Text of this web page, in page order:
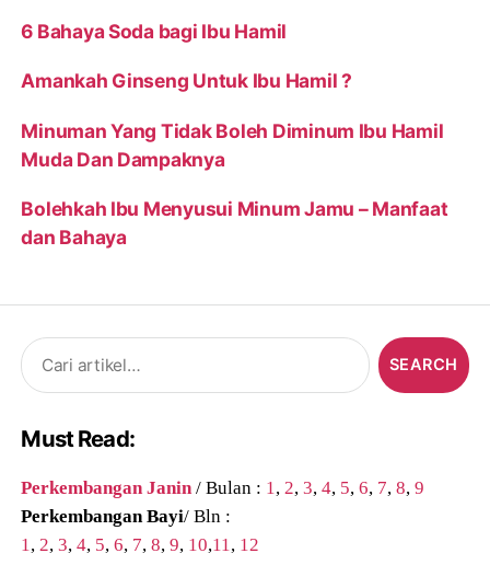
6 Bahaya Soda bagi Ibu Hamil
Amankah Ginseng Untuk Ibu Hamil ?
Minuman Yang Tidak Boleh Diminum Ibu Hamil
Muda Dan Dampaknya
Bolehkah Ibu Menyusui Minum Jamu – Manfaat
dan Bahaya
Search
for:
Must Read:
Perkembangan Janin / Bulan : 1 , 2,3,4, 5,6, 7,8,9
Perkembangan Bayi/ Bln :
1 , 2,3,4, 5,6, 7,8,9, 10,11 , 12